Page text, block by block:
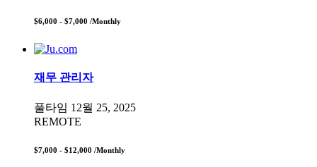
$6,000 - $7,000 /Monthly
재무 관리자
풀타임 12월 25, 2025
REMOTE
$7,000 - $12,000 /Monthly